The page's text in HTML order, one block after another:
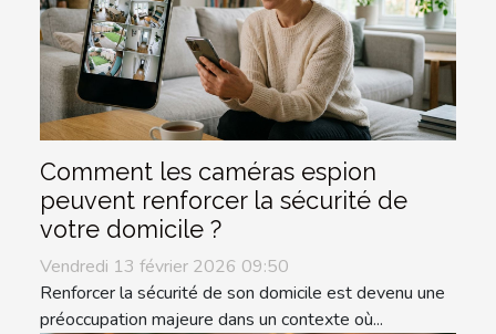
Comment les caméras espion
peuvent renforcer la sécurité de
votre domicile ?
Vendredi 13 février 2026 09:50
Renforcer la sécurité de son domicile est devenu une
préoccupation majeure dans un contexte où...